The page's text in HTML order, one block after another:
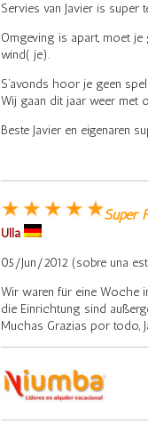
Servies van Javier is super
Omgeving is apart, moet
wind( je).
S’avonds hoor je geen
Wij gaan dit jaar weer met
Beste Javier en eigenaren
Super
Ulla
05/Jun/2012 (sobre una
Wir waren für eine Woche
die Einrichtung sind
Muchas Grazias por todo,